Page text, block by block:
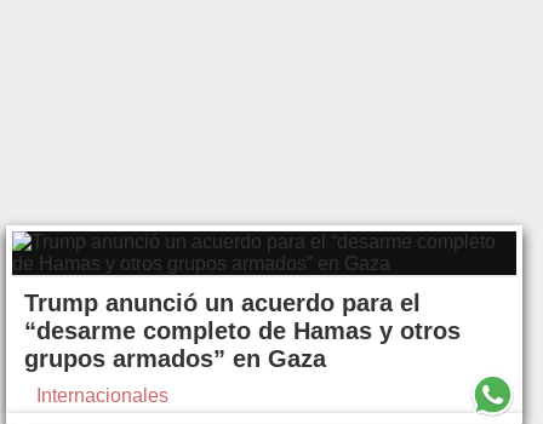
Trump anunció un acuerdo para el
“desarme completo de Hamas y otros
grupos armados” en Gaza
Internacionales